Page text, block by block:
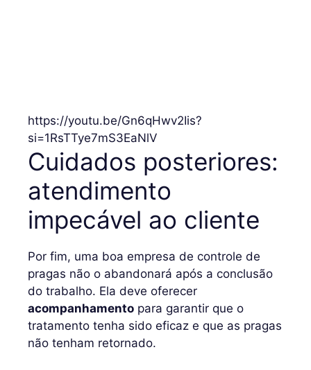
https://youtu.be/Gn6qHwv2Iis?
si=1RsTTye7mS3EaNlV
Cuidados posteriores:
atendimento
impecável ao cliente
Por fim, uma boa empresa de controle de
pragas não o abandonará após a conclusão
do trabalho. Ela deve oferecer
acompanhamento para garantir que o
tratamento tenha sido eficaz e que as pragas
não tenham retornado.